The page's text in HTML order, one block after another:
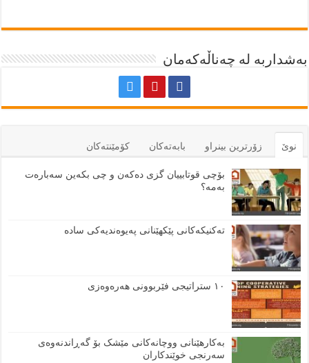
بەشداربە لە چەناڵەکەمان
نوێ زۆرترين بينراو بابەتەكان كۆمێنتەكان
بۆچی قوتابییان گزی دەکەن و چی بکەین سەبارەت
بەمە؟
تەکنیکەکانی پێکهێنانی پەیوەندیەکی سادە
١٠ ستراتیجی فێربوونی هەرەوەزی
بەکارهێنانی ووچانەکانی مێشک بۆ گەڕاندنەوەی
سەرنجی خوێندکاران